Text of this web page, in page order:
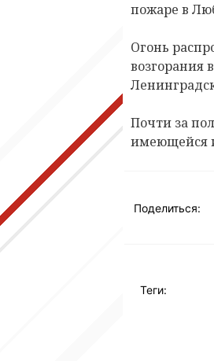
пожаре в
Огонь
возгорания
Почти за
имеющейся
Поделиться:
Теги: